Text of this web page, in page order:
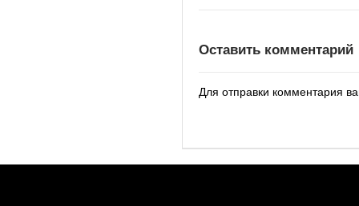
Оставить комментарий
Для отправки комментария